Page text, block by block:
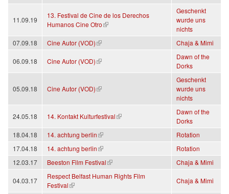
11.09.19
13. Festival de Cine de los Derechos
Humanos Cine Otro
(link is external)
Geschenkt
wurde uns
nichts
07.09.18
Cine Autor (VOD)
(link is external) Chaja & Mimi
06.09.18 Cine Autor (VOD)
(link is external)
Dawn of the
Dorks
05.09.18 Cine Autor (VOD)
(link is external)
Geschenkt
wurde uns
nichts
24.05.18 14. Kontakt Kulturfestival
(link is external)
Dawn of the
Dorks
18.04.18
14. achtung berlin
(link is external)
Rotation
17.04.18
14. achtung berlin
(link is external)
Rotation
12.03.17
Beeston Film Festival
(link is external) Chaja & Mimi
04.03.17
Respect Belfast Human Rights Film
Festival
(link is external)
Chaja & Mimi